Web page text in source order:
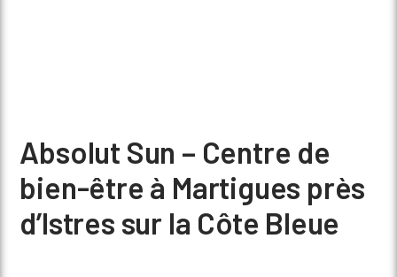
Absolut Sun – Centre de
bien-être à Martigues près
d’Istres sur la Côte Bleue